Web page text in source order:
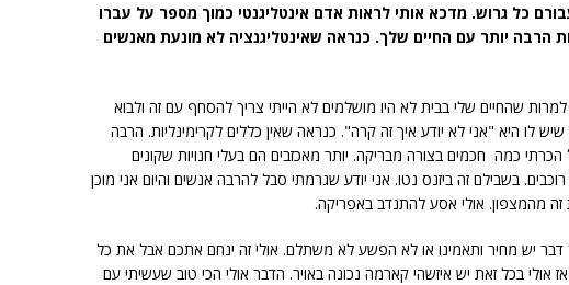
עבורם כל גרוש. מדכא אותי לראות אדם אינטליגנטי כמוך מספר על עברו
הרבה יותר עם החיים שלך. כנראה שאינטליגנציה לא מונעת מאנשים
שהחיים שלי בבית לא היו מושלמים לא הייתי צריך להסחף עם זה ולבוא
לו היא "אני לא יודע איך זה קרה". כנראה שאין כללים לקרימינליות. הרבה
כמה חכמים בצורה מבריקה. יותר מאכזבים הם בעלי חנויות שקונים
בשבילם זה ביזנס נטו. אני יודע שגרמתי סבל להרבה אנשים והיום אני מוכן
מהמצפון. אולי אסע להתנדב באפריקה.
דבר יש מחיר ותאמינו או לא הפשע לא משתלם. אולי זה ינחם אתכם אבל את כל
אולי בכל זאת יש איזשהי קארמה נכונה באויר. הדבר אולי הכי טוב שעשיתי עם